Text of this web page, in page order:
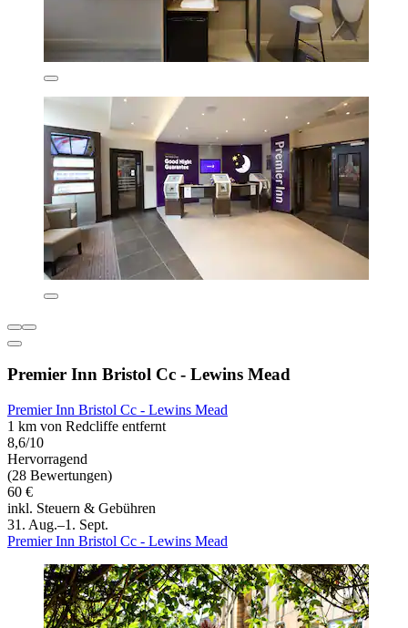
Premier Inn Bristol Cc - Lewins Mead
Premier Inn Bristol Cc - Lewins Mead
1 km von Redcliffe entfernt
8,6/10
Hervorragend
(28 Bewertungen)
60 €
inkl. Steuern & Gebühren
31. Aug.–1. Sept.
Premier Inn Bristol Cc - Lewins Mead